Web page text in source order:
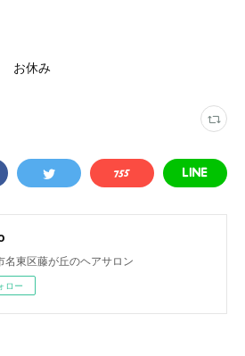
お休み
名東区藤が丘のヘアサロン
ロー